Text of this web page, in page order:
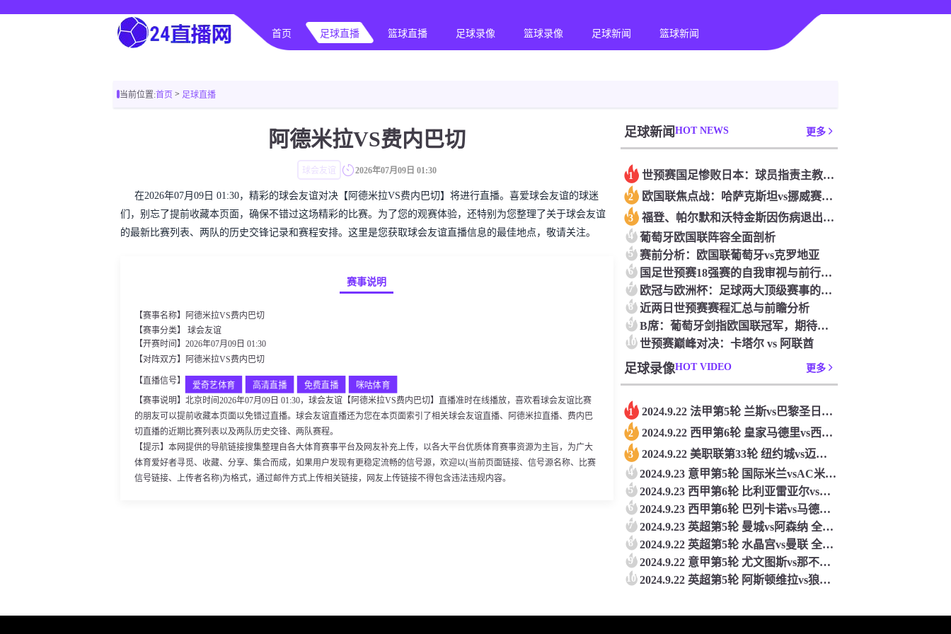
首页 足球直播 篮球直播 足球录像 篮球录像 足球新闻 篮球新闻
当前位置:首页 > 足球直播
阿德米拉VS费内巴切
球会友谊 2026年07月09日 01:30
在2026年07月09日 01:30，精彩的球会友谊对决【阿德米拉VS费内巴切】将进行直播。喜爱球会友谊的球迷
们，别忘了提前收藏本页面，确保不错过这场精彩的比赛。为了您的观赛体验，还特别为您整理了关于球会友谊
的最新比赛列表、两队的历史交锋记录和赛程安排。这里是您获取球会友谊直播信息的最佳地点，敬请关注。
赛事说明
【赛事名称】阿德米拉VS费内巴切
【赛事分类】 球会友谊
【开赛时间】2026年07月09日 01:30
【对阵双方】阿德米拉VS费内巴切
【直播信号】 爱奇艺体育 高清直播 免费直播 咪咕体育
【赛事说明】北京时间2026年07月09日 01:30，球会友谊【阿德米拉VS费内巴切】直播准时在线播放，喜欢看球会友谊比赛
的朋友可以提前收藏本页面以免错过直播。球会友谊直播还为您在本页面索引了相关球会友谊直播、阿德米拉直播、费内巴
切直播的近期比赛列表以及两队历史交锋、两队赛程。
【提示】本网提供的导航链接搜集整理自各大体育赛事平台及网友补充上传，以各大平台优质体育赛事资源为主旨，为广大
体育爱好者寻觅、收藏、分享、集合而成，如果用户发现有更稳定流畅的信号源，欢迎以(当前页面链接、信号源名称、比赛
信号链接、上传者名称)为格式，通过邮件方式上传相关链接，网友上传链接不得包含违法违规内容。
足球新闻 HOT NEWS 更多
1 世预赛国足惨败日本：球员指责主教练伊万为“骗子”
2 欧国联焦点战：哈萨克斯坦vs挪威赛前分析
3 福登、帕尔默和沃特金斯因伤病退出英格兰队名单
4 葡萄牙欧国联阵容全面剖析
5 赛前分析：欧国联葡萄牙vs克罗地亚
6 国足世预赛18强赛的自我审视与前行之路
7 欧冠与欧洲杯：足球两大顶级赛事的主要区别
8 近两日世预赛赛程汇总与前瞻分析‌
9 ‌B席：‌葡萄牙剑指欧国联冠军，‌期待不断进步‌
10 世预赛巅峰对决：卡塔尔 vs 阿联酋
足球录像HOT VIDEO 更多
1 2024.9.22 法甲第5轮 兰斯vs巴黎圣日耳曼 全场录像回放
2 2024.9.22 西甲第6轮 皇家马德里vs西班牙人 全场录像回放
3 2024.9.22 美职联第33轮 纽约城vs迈阿密国际 全场录像回放
4 2024.9.23 意甲第5轮 国际米兰vsAC米兰 全场录像回放
5 2024.9.23 西甲第6轮 比利亚雷亚尔vs巴塞罗那 全场录像回放
6 2024.9.23 西甲第6轮 巴列卡诺vs马德里竞技 全场录像回放
7 2024.9.23 英超第5轮 曼城vs阿森纳 全场录像回放
8 2024.9.22 英超第5轮 水晶宫vs曼联 全场录像回放
9 2024.9.22 意甲第5轮 尤文图斯vs那不勒斯 全场录像回放
10 2024.9.22 英超第5轮 阿斯顿维拉vs狼队 全场录像回放